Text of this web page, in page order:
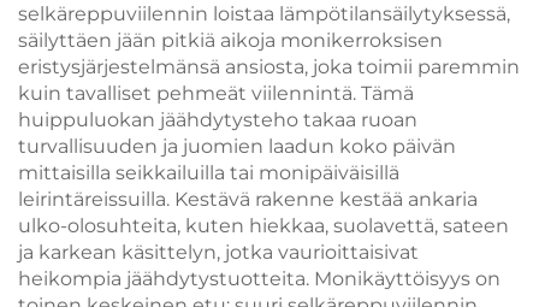
selkäreppuviilennin loistaa lämpötilansäilytyksessä,
säilyttäen jään pitkiä aikoja monikerroksisen
eristysjärjestelmänsä ansiosta, joka toimii paremmin
kuin tavalliset pehmeät viilennintä. Tämä
huippuluokan jäähdytysteho takaa ruoan
turvallisuuden ja juomien laadun koko päivän
mittaisilla seikkailuilla tai monipäiväisillä
leirintäreissuilla. Kestävä rakenne kestää ankaria
ulko-olosuhteita, kuten hiekkaa, suolavettä, sateen
ja karkean käsittelyn, jotka vaurioittaisivat
heikompia jäähdytystuotteita. Monikäyttöisyys on